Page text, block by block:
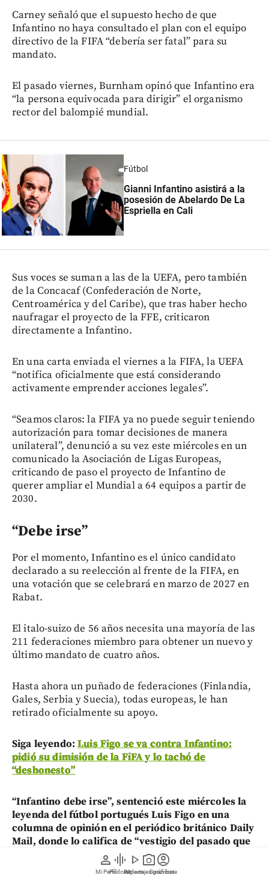
person
Mi Perfil
graphic_eq
Pódcast
play_arrow
Videos
photo_camera
Reportajes gráficos
account_circle
Suscríbete
Carney señaló que el supuesto hecho de que
Infantino no haya consultado el plan con el equipo
directivo de la FIFA “debería ser fatal” para su
mandato.
El pasado viernes, Burnham opinó que Infantino era
“la persona equivocada para dirigir” el organismo
rector del balompié mundial.
Fútbol
Gianni Infantino asistirá a la
posesión de Abelardo De La
Espriella en Cali
Sus voces se suman a las de la UEFA, pero también
de la Concacaf (Confederación de Norte,
Centroamérica y del Caribe), que tras haber hecho
naufragar el proyecto de la FFE, criticaron
directamente a Infantino.
En una carta enviada el viernes a la FIFA, la UEFA
“notifica oficialmente que está considerando
activamente emprender acciones legales”.
“Seamos claros: la FIFA ya no puede seguir teniendo
autorización para tomar decisiones de manera
unilateral”, denunció a su vez este miércoles en un
comunicado la Asociación de Ligas Europeas,
criticando de paso el proyecto de Infantino de
querer ampliar el Mundial a 64 equipos a partir de
2030.
“Debe irse”
Por el momento, Infantino es el único candidato
declarado a su reelección al frente de la FIFA, en
una votación que se celebrará en marzo de 2027 en
Rabat.
El italo-suizo de 56 años necesita una mayoría de las
211 federaciones miembro para obtener un nuevo y
último mandato de cuatro años.
Hasta ahora un puñado de federaciones (Finlandia,
Gales, Serbia y Suecia), todas europeas, le han
retirado oficialmente su apoyo.
Siga leyendo:Luis Figo se va contra Infantino:
pidió su dimisión de la FiFA y lo tachó de
“deshonesto”
“Infantino debe irse”, sentenció este miércoles la
leyenda del fútbol portugués Luis Figo en una
columna de opinión en el periódico británico Daily
Mail, donde lo califica de “vestigio del pasado que
no debe formar parte del futuro”.